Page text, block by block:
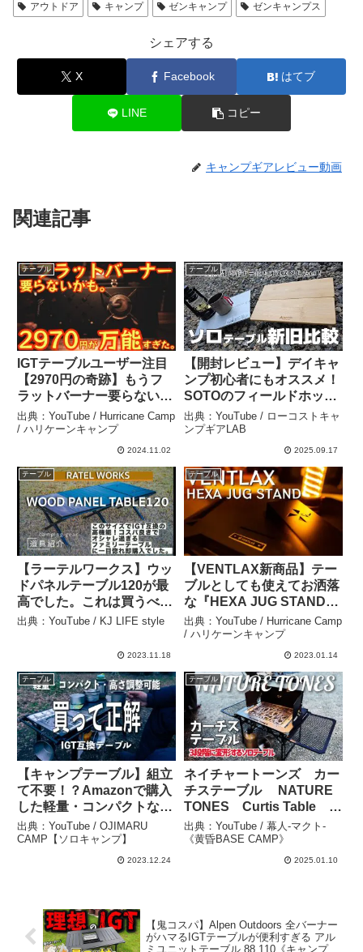
アウトドア
キャンプ ゼンキャンプ ゼンキャンプス
シェアする
X Facebook はてブ
LINE コピー
キャンプギアレビュー動画
関連記事
テーブル
IGTテーブルユーザー注目
【2970円の奇跡】もうフ
ラットバーナー要らないか
も！？万能過ぎるギアが
soomloomから新登場【キ
ャンプ道具】【ST310】
ア】#747 – Hurricane
Camp / ハリケーンキャン
プ
出典：YouTube / Hurricane Camp
/ ハリケーンキャンプ
2024.11.02
テーブル
【開封レビュー】デイキャ
ンプ初心者にもオススメ！
SOTOのフィールドホッパ
ーの新バージョン登場！？
既存モデルとどう違うの
か？比較してみました‼️ –
LAB
出典：YouTube / ローコストキャ
ンプギアLAB
2025.09.17
テーブル
【ラーテルワークス】ウッ
ドパネルテーブル120が最
高でした。これは買うべき
最高ギア！【キャンプ道具
出典：YouTube / KJ LIFE style
2023.11.18
テーブル
【VENTLAX新商品】テー
ブルとしても使えてお洒落
な『HEXA JUG STAND』
開封レビューこれキャンプ
以外に自宅でもカッコよく
使えます！【コット】【キ
ア】#456 – Hurricane
Camp / ハリケーンキャン
プ
出典：YouTube / Hurricane Camp
/ ハリケーンキャンプ
2023.01.14
テーブル
【キャンプテーブル】組立
て不要！？Amazonで購入
した軽量・コンパクトな
IGT互換テーブルを使って
みた SOTCAR –
OJIMARU CAMP【ソロキ
出典：YouTube / OJIMARU
CAMP【ソロキャンプ】
2023.12.24
テーブル
ネイチャートーンズ カー
チステーブル NATURE
TONES Curtis Table お
すすめキャンプテーブル
【レビュー・紹介】 – 幕
人-マクト- 《黄昏BASE
出典：YouTube / 幕人-マクト-
《黄昏BASE CAMP》
2025.01.10
【鬼コスパ】Alpen Outdoors 全バーナー
がハマるIGTテーブルが便利すぎる アル
ミユニットテーブル 88 110《キャンプ道